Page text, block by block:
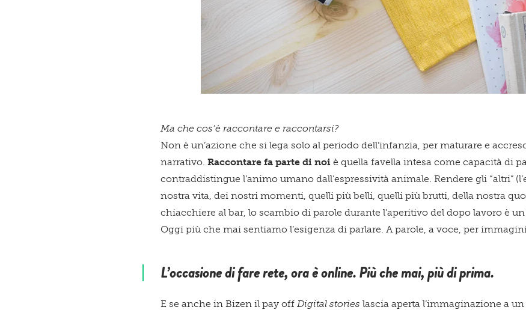
Ma che cos’è raccontare e raccontarsi?
Non è un’azione che si lega solo al periodo dell’infanzia, per maturare e
narrativo.Raccontare fa parte di noi è quella favella intesa come capacità di
contraddistingue l’animo umano dall’espressività animale. Rendere gli “altri”
nostra vita, dei nostri momenti, quelli più belli, quelli più brutti, della nostra
chiacchiere al bar, lo scambio di parole durante l’aperitivo del dopo lavoro è
Oggi più che mai sentiamo l’esigenza di parlare. A parole, a voce, per
L’occasione di fare rete, ora è online. Più che mai, più di prima.
E se anche in Bizen il pay offDigital storieslascia aperta l’immaginazione a